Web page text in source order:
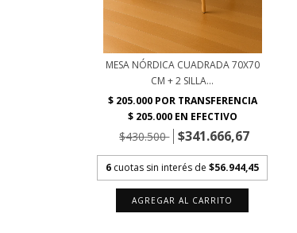
MESA NÓRDICA CUADRADA 70X70
CM + 2 SILLA...
$430.500 $341.666,67
6 cuotas sin interés de$56.944,45
AGREGAR AL CARRITO